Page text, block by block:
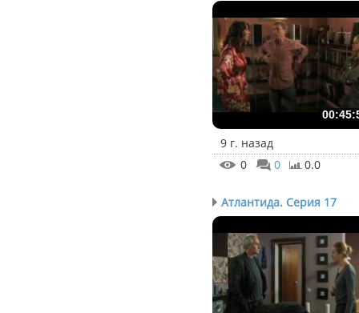
9 г. назад
0
0 0.0
Атлантида. Серия 17